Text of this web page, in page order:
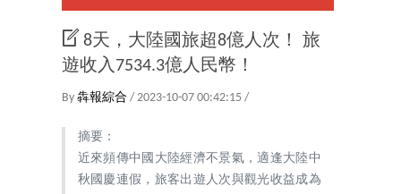
8天，大陸國旅超8億人次！ 旅
遊收入7534.3億人民幣！
By 犇報綜合 / 2023-10-07 00:42:15 /
摘要：
近來頻傳中國大陸經濟不景氣，適逢大陸中
秋國慶連假，旅客出遊人次與觀光收益成為